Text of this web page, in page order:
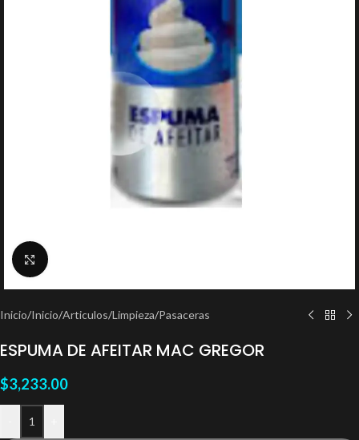
Clic para ampliar
Inicio/Inicio/Articulos/Limpieza/Pasaceras
ESPUMA DE AFEITAR MAC GREGOR
$3,233.00